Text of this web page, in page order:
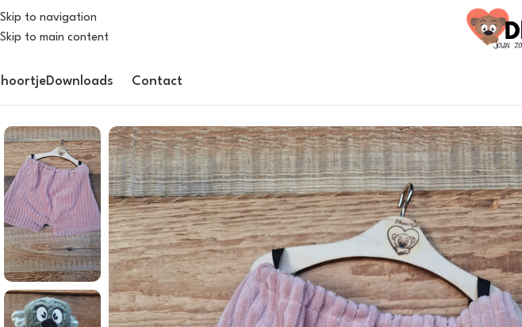
Skip to navigation
Skip to main content
Downloads Contact